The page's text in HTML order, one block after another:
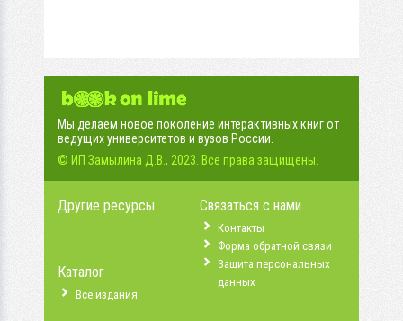
Мы делаем новое поколение интерактивных книг от
ведущих университетов и вузов России.
© ИП Замылина Д.В., 2023. Все права защищены.
Другие ресурсы
Каталог
Все издания
Связаться с нами
Контакты
Форма обратной связи
Защита персональных
данных